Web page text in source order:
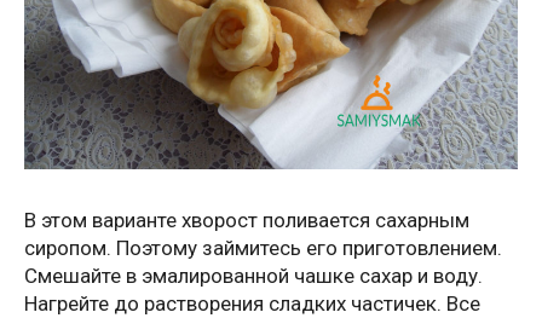
В этом варианте хворост поливается сахарным
сиропом. Поэтому займитесь его приготовлением.
Смешайте в эмалированной чашке сахар и воду.
Нагрейте до растворения сладких частичек. Все